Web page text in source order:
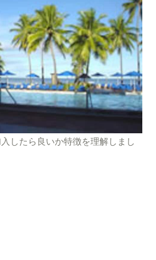
したら良いか特徴を理解しまし